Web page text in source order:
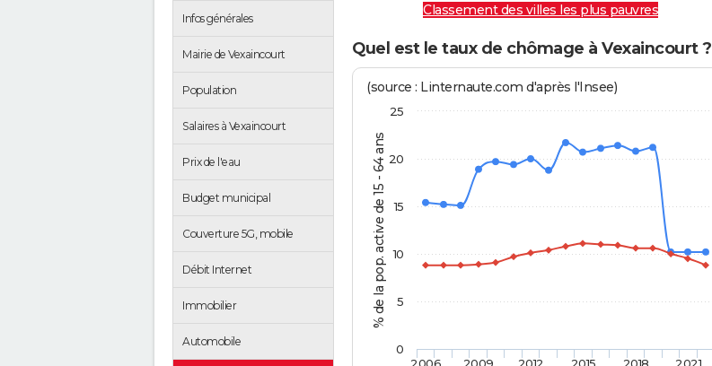
Infos générales
Mairie de Vexaincourt
Population
Salaires à Vexaincourt
Prix de l'eau
Budget municipal
Couverture 5G, mobile
Débit Internet
Immobilier
Automobile
Classement des villes les plus pauvres
Quel est le taux de chômage à Vexaincourt ?
% de la pop. active de 15 - 64 ans
(source : Linternaute.com d'après l'Insee)
0
5
10
15
20
25